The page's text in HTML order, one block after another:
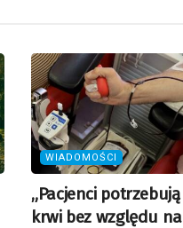
WIADOMOŚCI
„Pacjenci potrzebują
krwi bez względu na